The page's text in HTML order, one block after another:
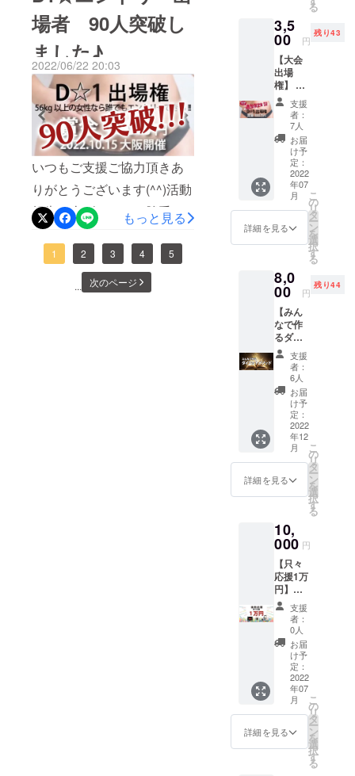
に「やってよかった！」
「楽しかった！」と思って
もらうために私たち実行委
員は、全力で最強最高のコ
ンテスト設営を行いま
す！！！６月25日まであと
２日頑張ります！ご支援及
びエントリー、SNSなどで
拡散して頂いた皆様感謝い
たします。引き続き、SNS
等で拡散・応援頂けたら嬉
しいです！一般社団法人日
本女性煌めき推進協議会第
３小委員会 鎌野ゆきから
PERSONAL様よりファイナ
リストに残った７名様にヨ
ガマットのプレゼントいた
だきました♪LIFE-MAKE
PERSONAL ▷ WEBページ
ありがとうございますヽ
(^ω^)ﾉ６月25日まであと3日
最後まで頑張ります！！！
ご支援及びエントリー、
SNSなどで拡散して頂いた
皆様感謝申し上げます。引
き続き、SNS等で拡散・応
援頂けたら嬉しいです！一
般社団法人日本女性煌めき
場者 90人突破し
ました♪
2022/06/22 20:03
いつもご支援ご協力頂きあ
りがとうございます(^^)活動
報告を上げたい！と勝手に
手を挙げた鎌野ゆき 46歳で
すw6月22日 19時4６分時点
でエントリー出場者数 90
もっと見る
1 2 3 4 5
... 次のページ
ら観戦
してい
ただけ
ます。
※ＣＡＭ
ＰＦＩ
ＲＥの
プラッ
フォー
ムを利
用した
履行と
なりま
す。
お礼の
メール
とプロ
ジェク
トの進
捗状況
を随時
お知ら
典】 １.
コンテ
スト当
日観覧
２.上司
のあさ
みと記
念撮影
“BAコ
レク
ショ
ン”御招
待 【参
加資
格】 ・
56kg以
上(上限
なし)の
女性
【ダイ
エット
前後の
体重測
定への
参加必
ト〉
2022年
7月8日
(金)/9日
(土)/10
日(日)の
いずれ
かの1日
〈ラス
ト〉
2022年
9月16日
(金)/17
(土)/18
日(日)の
いずれ
かの1日
※購入後
る
3,5
00 円
残り43
【大会
出場
権】 ダ
イエッ
ト大会
に出場
できま
す。
【内
容】 ・
大会参
加権 ・
お礼の
メール
とプロ
ジェク
捗状況
を随時
お知ら
せしま
す。
【参加
資格】
・56㎏
以上
（上限
なし）
の女性
【ス
ター
ト】 ・
2022年
7月8日
10日
（日）
の間
いずれ
か1日、
体重測
定に参
加でき
る。
【ラス
ト】 ・
2022年
9月16日
（金）
17日
（土）
18日
支援
者：
7人
お届
け予
定：
2022
年07
月
詳細を見る
こ
の
リ
タ
ー
ン
を
選
択
す
る
8,0
00 円
残り44
【みん
なで作
るダイ
エット
メソッ
ド】 本
大会
ファイ
ナリス
ト3名の
2カ月間
のダイ
エット
記録を
もと
に、メ
を製作
し 「み
んなで
作るダ
イエッ
トメ
ソッ
ド」を
お届け
いたし
ます。
【内
容】 ・
みんな
で作る
ダイ
エット
支援
者：
6人
お届
け予
定：
2022
年12
月
詳細を見る
こ
の
リ
タ
ー
ン
を
選
択
す
る
10,
000 円
【只々
応援1万
円】
只々応
援！
只々感
謝の応
援枠！
【内
容】 ・
当協議
会より
お礼の
お手紙
（郵
送）と
支援
者：
0人
お届
け予
定：
2022
年07
月
詳細を見る
こ
の
リ
タ
ー
ン
を
選
択
す
る